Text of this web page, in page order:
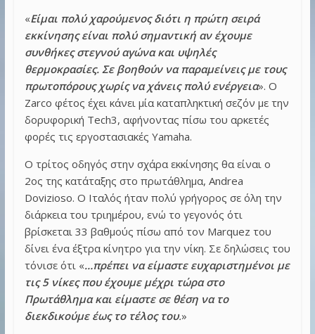
«Είμαι πολύ χαρούμενος διότι η πρώτη σειρά
εκκίνησης είναι πολύ σημαντική αν έχουμε
συνθήκες στεγνού αγώνα και υψηλές
θερμοκρασίες. Σε βοηθούν να παραμείνεις με τους
πρωτοπόρους χωρίς να χάνεις πολύ ενέργεια». Ο
Zarco φέτος έχει κάνει μία καταπληκτική σεζόν με την
δορυφορική Tech3, αφήνοντας πίσω του αρκετές
φορές τις εργοστασιακές Yamaha.
Ο τρίτος οδηγός στην σχάρα εκκίνησης θα είναι ο
2ος της κατάταξης στο πρωτάθλημα, Andrea
Dovizioso. O Ιταλός ήταν πολύ γρήγορος σε όλη την
διάρκεια του τριημέρου, ενώ το γεγονός ότι
βρίσκεται 33 βαθμούς πίσω από τον Marquez του
δίνει ένα έξτρα κίνητρο για την νίκη. Σε δηλώσεις του
τόνισε ότι «…πρέπει να είμαστε ευχαριστημένοι με
τις 5 νίκες που έχουμε μέχρι τώρα στο
Πρωτάθλημα και είμαστε σε θέση να το
διεκδικούμε έως το τέλος του.»